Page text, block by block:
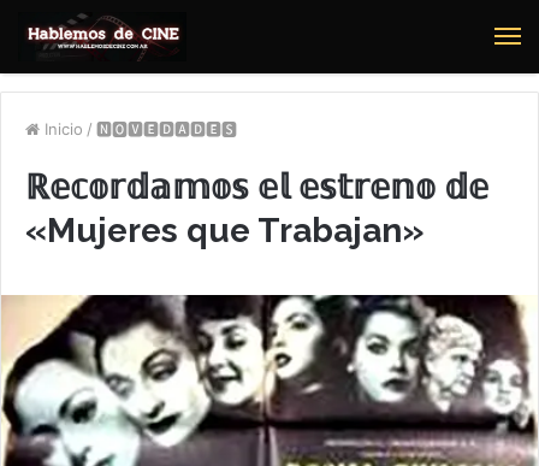
Inicio / 🅽🅾🆅🅴🅳🅰🅳🅴🆂
ℝ𝕖𝕔𝕠𝕣𝕕𝕒𝕞𝕠𝕤 𝕖𝕝 𝕖𝕤𝕥𝕣𝕖𝕟𝕠 𝕕𝕖
«Mujeres que Trabajan»